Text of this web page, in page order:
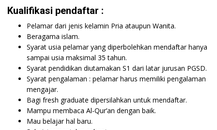
Kualifikasi pendaftar :
Pelamar dari jenis kelamin Pria ataupun Wanita.
Beragama islam.
Syarat usia pelamar yang diperbolehkan mendaftar hanya
sampai usia maksimal 35 tahun.
Syarat pendidikan diutamakan S1 dari latar jurusan PGSD.
Syarat pengalaman : pelamar harus memiliki pengalaman
mengajar.
Bagi fresh graduate dipersilahkan untuk mendaftar.
Mampu membaca Al-Qur’an dengan baik.
Mau belajar hal baru.